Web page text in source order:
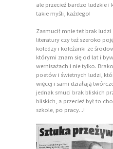
ale przecież bardzo ludzkie i
takie myśli, każdego!
Zasmucił mnie też brak
literatury czy też szeroko
koledzy i koleżanki ze
którymi znam się od lat i
wernisażach i nie tylko.
poetów i świetnych ludzi,
więcej i sami działają
jednak smuci brak bliskich
bliskich, a przecież był to
szkole, po pracy...!